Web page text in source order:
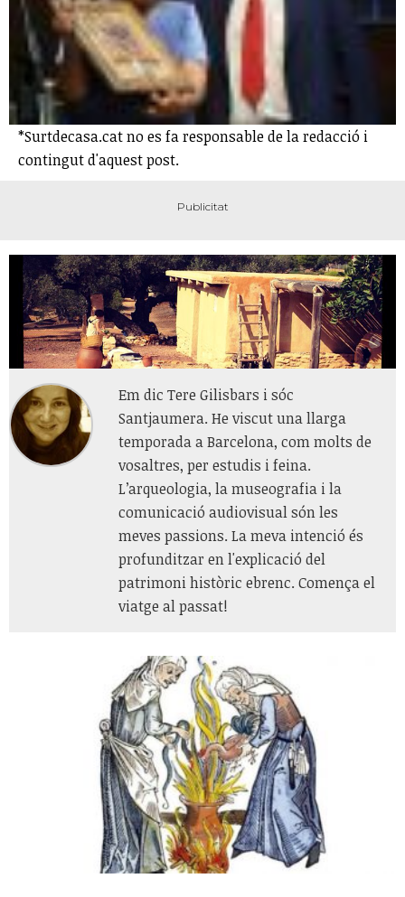
*Surtdecasa.cat no es fa responsable de la redacció i
contingut d'aquest post.
Em dic Tere Gilisbars i sóc
Santjaumera. He viscut una llarga
temporada a Barcelona, com molts de
vosaltres, per estudis i feina.
L’arqueologia, la museografia i la
comunicació audiovisual són les
meves passions. La meva intenció és
profunditzar en l'explicació del
patrimoni històric ebrenc. Comença el
viatge al passat!